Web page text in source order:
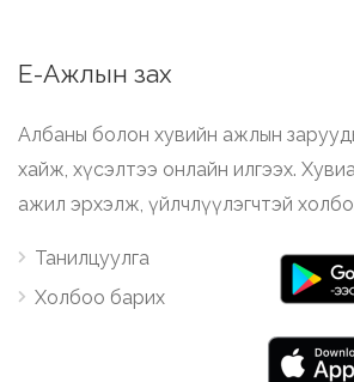
Е-Ажлын зах
Албаны болон хувийн ажлын
хайж, хүсэлтээ онлайн илгээх.
ажил эрхэлж, үйлчлүүлэгчтэй
Танилцуулга
Холбоо барих